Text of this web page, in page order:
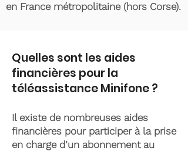
en France métropolitaine (hors Corse).
Quelles sont les aides
financières pour la
téléassistance Minifone ?
Il existe de nombreuses aides
financières pour participer à la prise
en charge d’un abonnement au